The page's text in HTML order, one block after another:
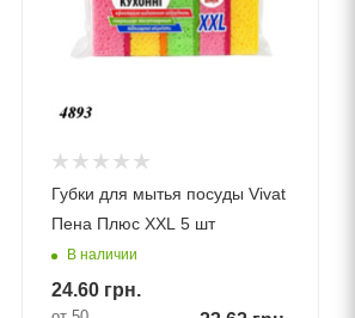
Губки для мытья посуды Vivat
Пена Плюс XXL 5 шт
В наличии
24.60грн.